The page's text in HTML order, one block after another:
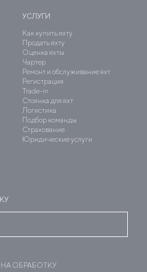
УСЛУГИ
Как купить яхту
Продать яхту
Оценка яхты
Чартер
Ремонт и обслуживание яхт
Регистрация
Trade-in
Стоянка для яхт
Логистика
Подбор команды
Страхование
Юридические услуги
ОБРАБОТКУ